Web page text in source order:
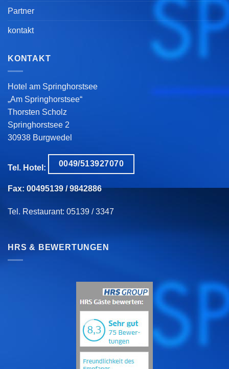
Partner
kontakt
KONTAKT
Hotel am Springhorstsee
„Am Springhorstsee“
Thorsten Scholz
Springhorstsee 2
30938 Burgwedel
Tel. Hotel: 0049/513927070
Fax: 00495139 / 9842886
Tel. Restaurant: 05139 / 3347
HRS & BEWERTUNGEN